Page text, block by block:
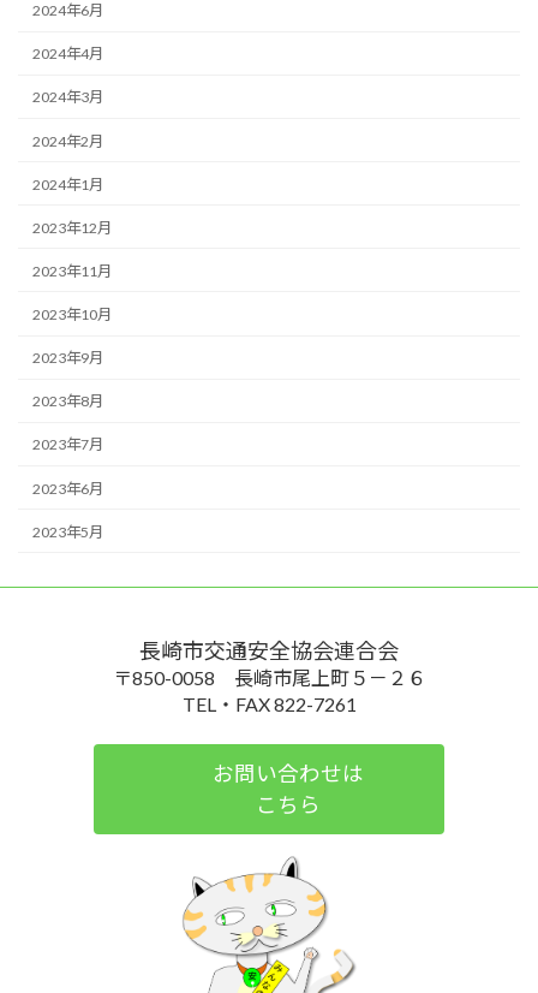
2024年6月
2024年4月
2024年3月
2024年2月
2024年1月
2023年12月
2023年11月
2023年10月
2023年9月
2023年8月
2023年7月
2023年6月
2023年5月
長崎市交通安全協会連合会
〒850-0058 長崎市尾上町５－２６
TEL・FAX 822-7261
お問い合わせは
こちら